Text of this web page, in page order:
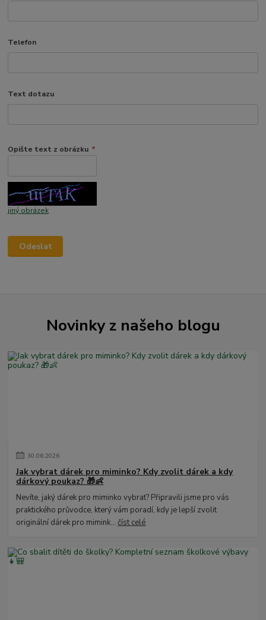
Telefon
Text dotazu
Opište text z obrázku *
jiný obrázek
Novinky z našeho blogu
30.06.2026
Jak vybrat dárek pro miminko? Kdy zvolit dárek a kdy
dárkový poukaz? 🎁👶
Nevíte, jaký dárek pro miminko vybrat? Připravili jsme pro vás
praktického průvodce, který vám poradí, kdy je lepší zvolit
originální dárek pro mimink...číst celé